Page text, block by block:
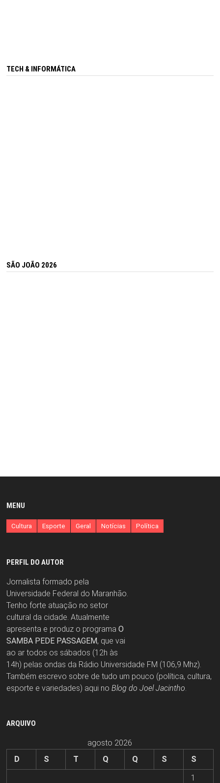
TECH & INFORMÁTICA
SÃO JOÃO 2026
MENU
Cultura Esporte Geral Notícias Política
PERFIL DO AUTOR
Jornalista formado pela
Universidade Federal do Maranhão.
Tenho forte atuação no setor
cultural da cidade. Atualmente
apresenta e produz o programa O
SAMBA PEDE PASSAGEM, que vai
ao ar todos os sábados (12h às
14h) pelas ondas da Rádio Universidade FM (106,9 Mhz).
Também escrevo sobre de tudo um pouco (política, cultura,
esporte e variedades) aqui no Blog do Joel Jacintho
ARQUIVO
agosto 2026
D
S T Q Q S
S
1